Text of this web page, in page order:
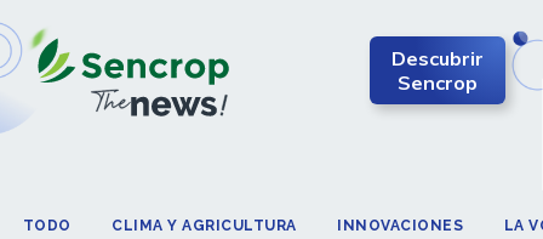
Descubrir
Sencrop
TODO CLIMA Y AGRICULTURA INNOVACIONES LA